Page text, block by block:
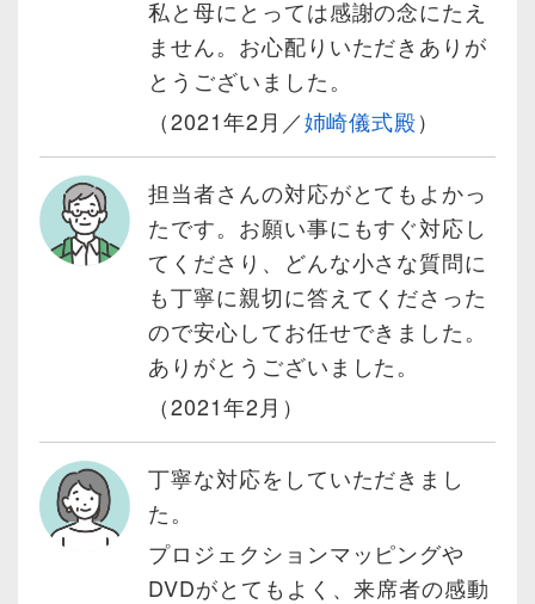
私と母にとっては感謝の念にたえ
ません。お心配りいただきありが
とうございました。
（2021年2月／姉崎儀式殿）
担当者さんの対応がとてもよかっ
たです。お願い事にもすぐ対応し
てくださり、どんな小さな質問に
も丁寧に親切に答えてくださった
ので安心してお任せできました。
ありがとうございました。
（2021年2月）
丁寧な対応をしていただきまし
た。
プロジェクションマッピングや
DVDがとてもよく、来席者の感動